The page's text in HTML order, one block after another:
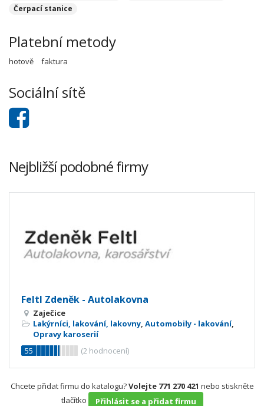
Čerpací stanice
Platební metody
hotově faktura
Sociální sítě
Nejbližší podobné firmy
Feltl Zdeněk - Autolakovna
Zaječice
Lakýrníci, lakování, lakovny, Automobily - lakování,
Opravy karoserií
55
(2 hodnocení)
Chcete přidat firmu do katalogu?Volejte 771 270 421 nebo stiskněte
tlačítko
Přihlásit se a přidat firmu